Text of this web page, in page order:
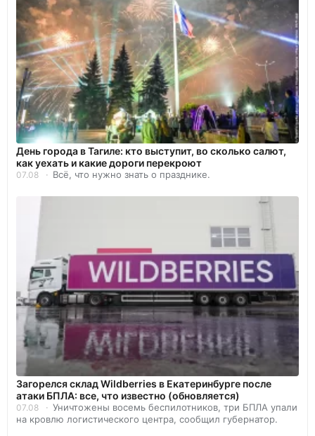
День города в Тагиле: кто выступит, во сколько салют,
как уехать и какие дороги перекроют
07.08 Всё, что нужно знать о празднике.
Загорелся склад Wildberries в Екатеринбурге после
атаки БПЛА: все, что известно (обновляется)
07.08
Уничтожены восемь беспилотников, три БПЛА упали
на кровлю логистического центра, сообщил губернатор.